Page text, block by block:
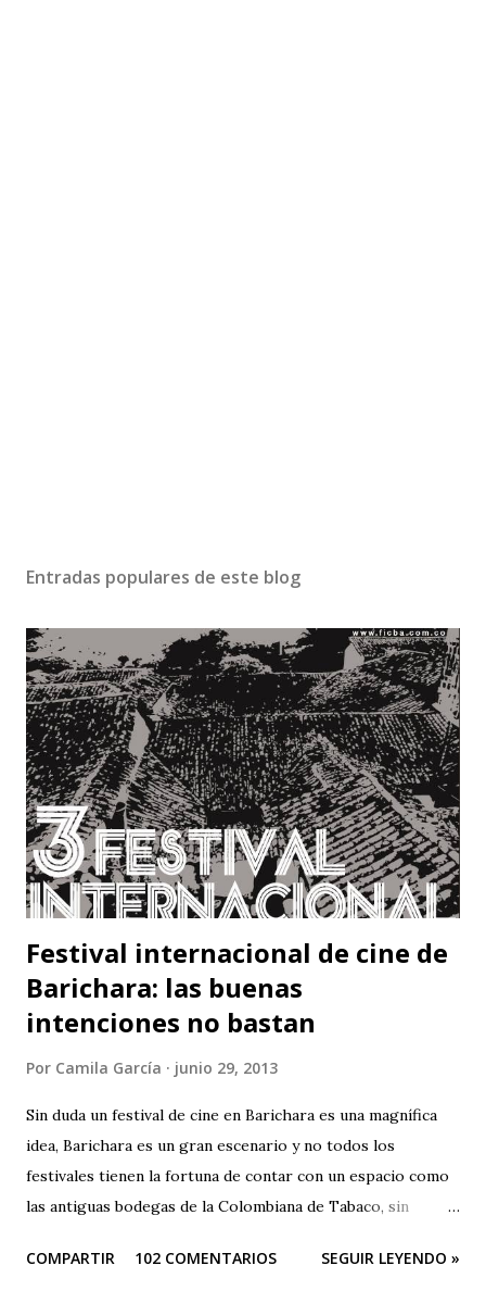
Entradas populares de este blog
Festival internacional de cine de
Barichara: las buenas
intenciones no bastan
Por Camila García junio 29, 2013
Sin duda un festival de cine en Barichara es una magnífica
idea, Barichara es un gran escenario y no todos los
festivales tienen la fortuna de contar con un espacio como
las antiguas bodegas de la Colombiana de Tabaco, sin
lástima que las buenas intenciones de sus organizadores se
COMPARTIR 102 COMENTARIOS SEGUIR LEYENDO »